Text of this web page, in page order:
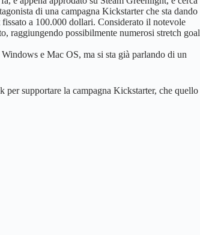
di una campagna Kickstarter che sta dando
a 100.000 dollari. Considerato il notevole
raggiungendo possibilmente numerosi stretch goal
e Mac OS, ma si sta già parlando di un
per supportare la campagna Kickstarter, che quello